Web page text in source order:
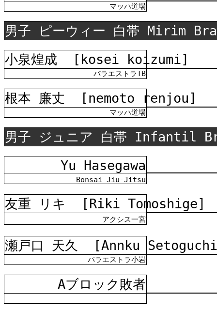
マッハ道場
男子 ピーウィー 白帯 Mirim
小泉煌成
[kosei koizumi]
パラエストラTB
根本 廉丈 [nemoto renjou]
マッハ道場
男子 ジュニア 白帯 Infantil
Yu Hasegawa
Bonsai Jiu-Jitsu
友重 リキ [Riki Tomoshige]
アクシス一宮
瀬戸口 天久 [Annku
パラエストラ小岩
Aブロック 敗者